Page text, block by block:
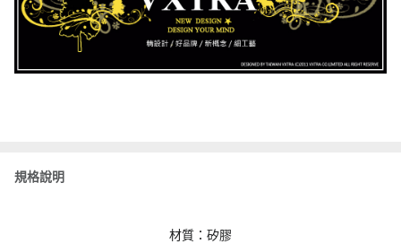
規格說明
材質：矽膠